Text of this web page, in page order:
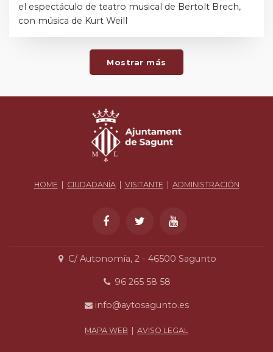
el espectáculo de teatro musical de Bertolt Brech,
con música de Kurt Weill
Mostrar más
HOME| CIUDADANÍA| VISITANTE| ADMINISTRACIÓN
C/ Autonomía, 2 - 46500 Sagunto
96 265 58 58
info@aytosagunto.es
MAPA WEB AVISO LEGAL